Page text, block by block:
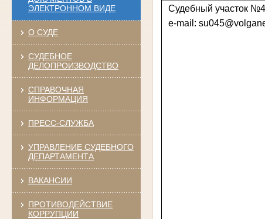
ЭЛЕКТРОННОМ ВИДЕ
О СУДЕ
СУДЕБНОЕ
ДЕЛОПРОИЗВОДСТВО
СПРАВОЧНАЯ
ИНФОРМАЦИЯ
ПРЕСС-СЛУЖБА
УПРАВЛЕНИЕ СУДЕБНОГО
ДЕПАРТАМЕНТА
ВАКАНСИИ
ПРОТИВОДЕЙСТВИЕ
КОРРУПЦИИ
Судебный участок
e-mail: